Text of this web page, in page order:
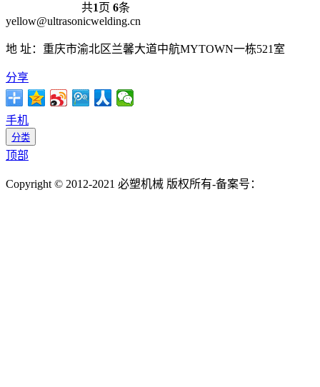
共1页 6条
yellow@ultrasonicwelding.cn
地 址：重庆市渝北区兰馨大道中航MYTOWN一栋521室
分享
手机
分类
顶部
Copyright © 2012-2021 必塑机械 版权所有-备案号：